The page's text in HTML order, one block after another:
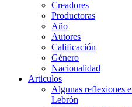
Creadores
Productoras
Año
Autores
Calificación
Género
Nacionalidad
Articulos
Algunas reflexiones
Lebrón